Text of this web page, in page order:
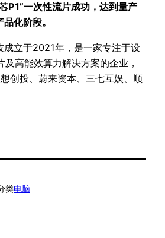
P1”一次性流片成功，达到量产
化阶段。
成立于2021年，是一家专注于设
高能效算力解决方案的企业，
创投、蔚来资本、三七互娱、顺
类电脑